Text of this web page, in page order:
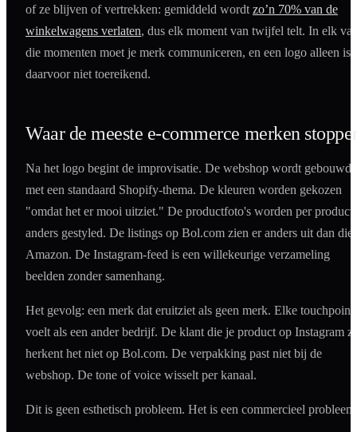
of ze blijven of vertrekken: gemiddeld wordt zo’n 70% van de
winkelwagens verlaten, dus elk moment van twijfel telt. In elk
die momenten moet je merk communiceren, en een logo alleen is
daarvoor niet toereikend.
Waar de meeste e-commerce merken
Na het logo begint de improvisatie. De webshop wordt gebouwd
met een standaard Shopify-thema. De kleuren worden gekozen
"omdat het er mooi uitziet." De productfoto's worden per product
anders gestyled. De listings op Bol.com zien er anders uit dan die
Amazon. De Instagram-feed is een willekeurige verzameling
beelden zonder samenhang.
Het gevolg: een merk dat eruitziet als geen merk. Elke touchpoint
voelt als een ander bedrijf. De klant die je product op Instagram
herkent het niet op Bol.com. De verpakking past niet bij de
webshop. De tone of voice wisselt per kanaal.
Dit is geen esthetisch probleem. Het is een commercieel